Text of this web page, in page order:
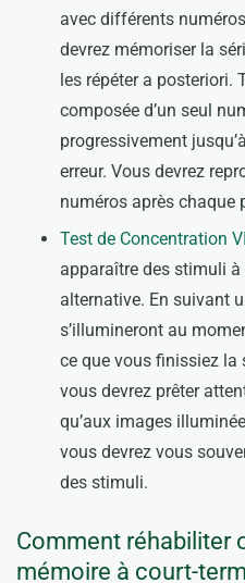
avec différents
devrez mémoriser la
les répéter a posteriori.
composée d’un seul
progressivement
erreur. Vous devrez
numéros après chaque
Test de Concentration
apparaître des stimuli à
alternative. En suivant
s’illumineront au
ce que vous finissiez la
vous devrez prêter
qu’aux images
vous devrez vous
des stimuli.
Comment réhabiliter
mémoire à court-